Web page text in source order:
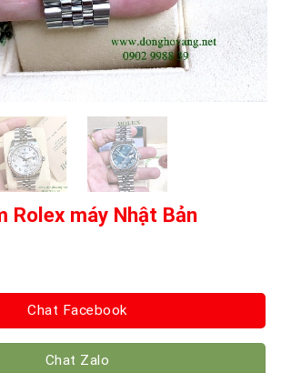
Rolex máy Nhật Bản
Chat Facebook
Chat Zalo